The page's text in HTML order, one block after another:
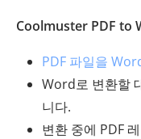
Coolmuster PDF to
PDF 파일을
Word로 변환할
니다.
변환 중에 PDF